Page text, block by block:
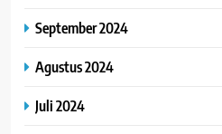
September 2024
Agustus 2024
Juli 2024